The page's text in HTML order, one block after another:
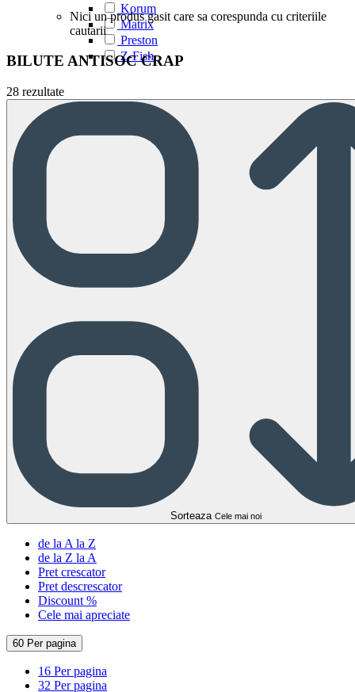
Korum
Matrix
Preston
Z-Fish
Nici un produs gasit care sa corespunda cu criteriile
cautarii
BILUTE ANTISOC CRAP
28 rezultate
Sorteaza Cele mai noi
de la A la Z
de la Z la A
Pret crescator
Pret descrescator
Discount %
Cele mai apreciate
60 Per pagina
16 Per pagina
32 Per pagina